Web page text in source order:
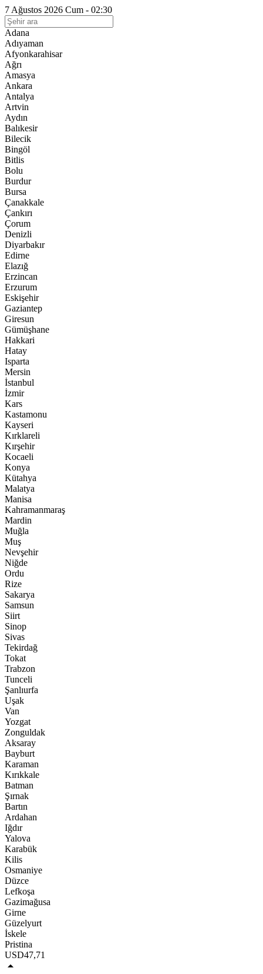
7 Ağustos 2026 Cum - 02:30
Adana
Adıyaman
Afyonkarahisar
Ağrı
Amasya
Ankara
Antalya
Artvin
Aydın
Balıkesir
Bilecik
Bingöl
Bitlis
Bolu
Burdur
Bursa
Çanakkale
Çankırı
Çorum
Denizli
Diyarbakır
Edirne
Elazığ
Erzincan
Erzurum
Eskişehir
Gaziantep
Giresun
Gümüşhane
Hakkari
Hatay
Isparta
Mersin
İstanbul
İzmir
Kars
Kastamonu
Kayseri
Kırklareli
Kırşehir
Kocaeli
Konya
Kütahya
Malatya
Manisa
Kahramanmaraş
Mardin
Muğla
Muş
Nevşehir
Niğde
Ordu
Rize
Sakarya
Samsun
Siirt
Sinop
Sivas
Tekirdağ
Tokat
Trabzon
Tunceli
Şanlıurfa
Uşak
Van
Yozgat
Zonguldak
Aksaray
Bayburt
Karaman
Kırıkkale
Batman
Şırnak
Bartın
Ardahan
Iğdır
Yalova
Karabük
Kilis
Osmaniye
Düzce
Lefkoşa
Gazimağusa
Girne
Güzelyurt
İskele
Pristina
USD47,71